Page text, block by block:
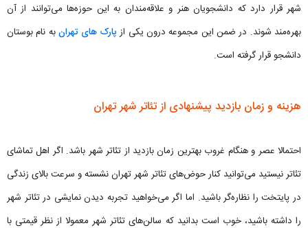
شهر قرار دارد که دانشجویان هنر و علاقه‌مندان به این حوزه‌ها می‌توانند از آن
بهره‌مند شوند. در ضمن این مجموعه درون یکی از پارک های تهرانبه نام بوستان
دانشجو قرار گرفته است.
هزینه و زمان بازدید پیشنهادی از تئاتر شهر تهران
احتمالا عصر و هنگام غروب بهترین زمان بازدید از تئاتر شهر باشد. اگر اهل تماشای
تئاتر نیستید می‌توانید کنار حوض‌های تئاتر شهر تهران نشسته و سرعت بالای زندگی
در پایتخت را نظاره‌گر باشید. اما اگر می‌خواهید تجربه دیدن نمایشی در تئاتر شهر
را داشته باشید، خوب است بدانید که سالن‌های تئاتر شهر معمولا از نظر قیمتی با